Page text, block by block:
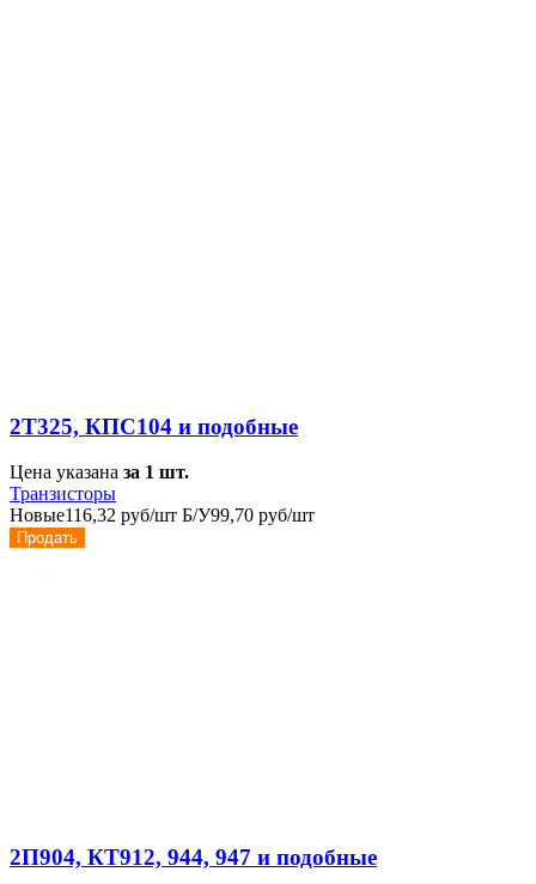
2Т325, КПС104 и подобные
Цена указана за 1 шт.
Транзисторы
Новые116,32 руб/шт Б/У99,70 руб/шт
Продать
2П904, КТ912, 944, 947 и подобные